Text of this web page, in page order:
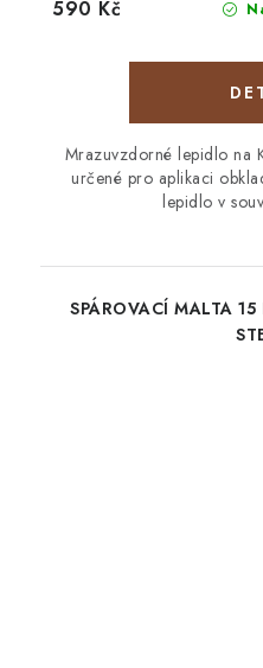
590 Kč
Mrazuvzdorné lepidlo na
určené pro aplikaci
lepidlo v
SPÁROVACÍ MALTA